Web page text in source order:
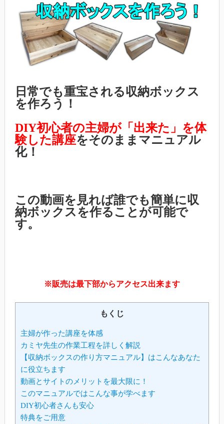
日常でも重宝される収納ボックス
を作ろう！
DIY初心者の主婦が「出来た」を体
験した講座をそのままマニュアル
化！
この動画を見れば誰でも簡単に収
納ボックスを作ることが可能で
す。
※販売は最下部からアクセス出来ます
もくじ
主婦が作った講座を体感
カミヤ先生の作業工程を詳しく解説
【収納ボックスの作り方マニュアル】はこんなあなた
に役立ちます
動画とサイトのメリットを最大限に！
このマニュアルではこんな事が学べます
DIY初心者さんも安心
特典をご用意